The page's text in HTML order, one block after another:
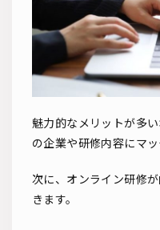
魅力的なメリットが多
の企業や研修内容にマ
次に、オンライン研修
きます。